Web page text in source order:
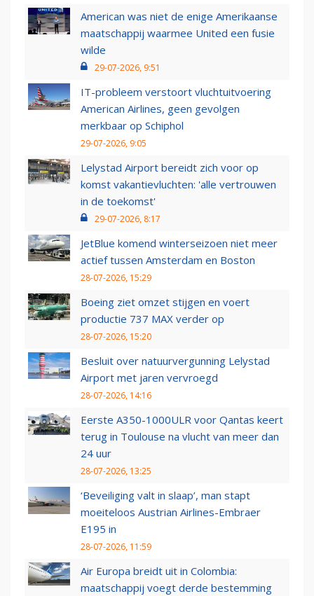
American was niet de enige Amerikaanse
maatschappij waarmee United een fusie
wilde
29-07-2026, 9:51
IT-probleem verstoort vluchtuitvoering
American Airlines, geen gevolgen
merkbaar op Schiphol
29-07-2026, 9:05
Lelystad Airport bereidt zich voor op
komst vakantievluchten: 'alle vertrouwen
in de toekomst'
29-07-2026, 8:17
JetBlue komend winterseizoen niet meer
actief tussen Amsterdam en Boston
28-07-2026, 15:29
Boeing ziet omzet stijgen en voert
productie 737 MAX verder op
28-07-2026, 15:20
Besluit over natuurvergunning Lelystad
Airport met jaren vervroegd
28-07-2026, 14:16
Eerste A350-1000ULR voor Qantas keert
terug in Toulouse na vlucht van meer dan
24 uur
28-07-2026, 13:25
‘Beveiliging valt in slaap’, man stapt
moeiteloos Austrian Airlines-Embraer
E195 in
28-07-2026, 11:59
Air Europa breidt uit in Colombia:
maatschappij voegt derde bestemming